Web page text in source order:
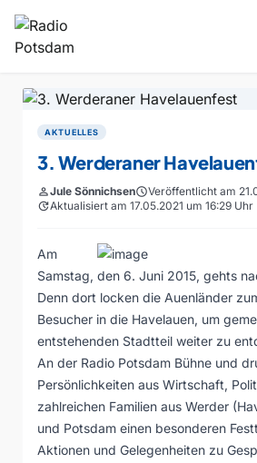
AKTUELLES
3. Werderaner
personJule SönnichsenscheduleVeröffentlicht am
updateAktualisiert am 17.05.2021 um 16:29 Uhr
Am
Samstag, den 6. Juni 2015, gehts
Denn dort locken die Auenländer
Besucher in die Havelauen, um
entstehenden Stadtteil weiter zu
An der Radio Potsdam Bühne und
Persönlichkeiten aus Wirtschaft,
zahlreichen Familien aus Werder
und Potsdam einen besonderen
Aktionen und Gelegenheiten zu